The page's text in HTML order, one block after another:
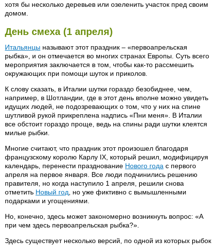
хотя бы несколько деревьев или озеленить участок пред своим
домом.
День смеха (1 апреля)
Итальянцы называют этот праздник – «первоапрельская
рыбка», и он отмечается во многих странах Европы. Суть всего
мероприятия заключается в том, чтобы как-то рассмешить
окружающих при помощи шуток и приколов.
К слову сказать, в Италии шутки гораздо безобиднее, чем,
например, в Шотландии, где в этот день вполне можно увидеть
идущих людей, не подозревающих о том, что у них на спине
шутливой рукой прикреплена надпись «Пни меня». В Италии
все обстоит гораздо проще, ведь на спины ради шутки клеятся
милые рыбки.
Многие считают, что праздник этот произошел благодаря
французскому королю Карлу IX, который решил, модифицируя
календарь, перенести празднование Нового года с первого
апреля на первое января. Все люди подчинились решению
правителя, но когда наступило 1 апреля, решили снова
отметить Новый год , но уже фиктивно с вымышленными
подарками и угощениями.
Но, конечно, здесь может закономерно возникнуть вопрос: «А
при чем здесь первоапрельская рыбка?».
Здесь существует несколько версий, по одной из которых рыбок